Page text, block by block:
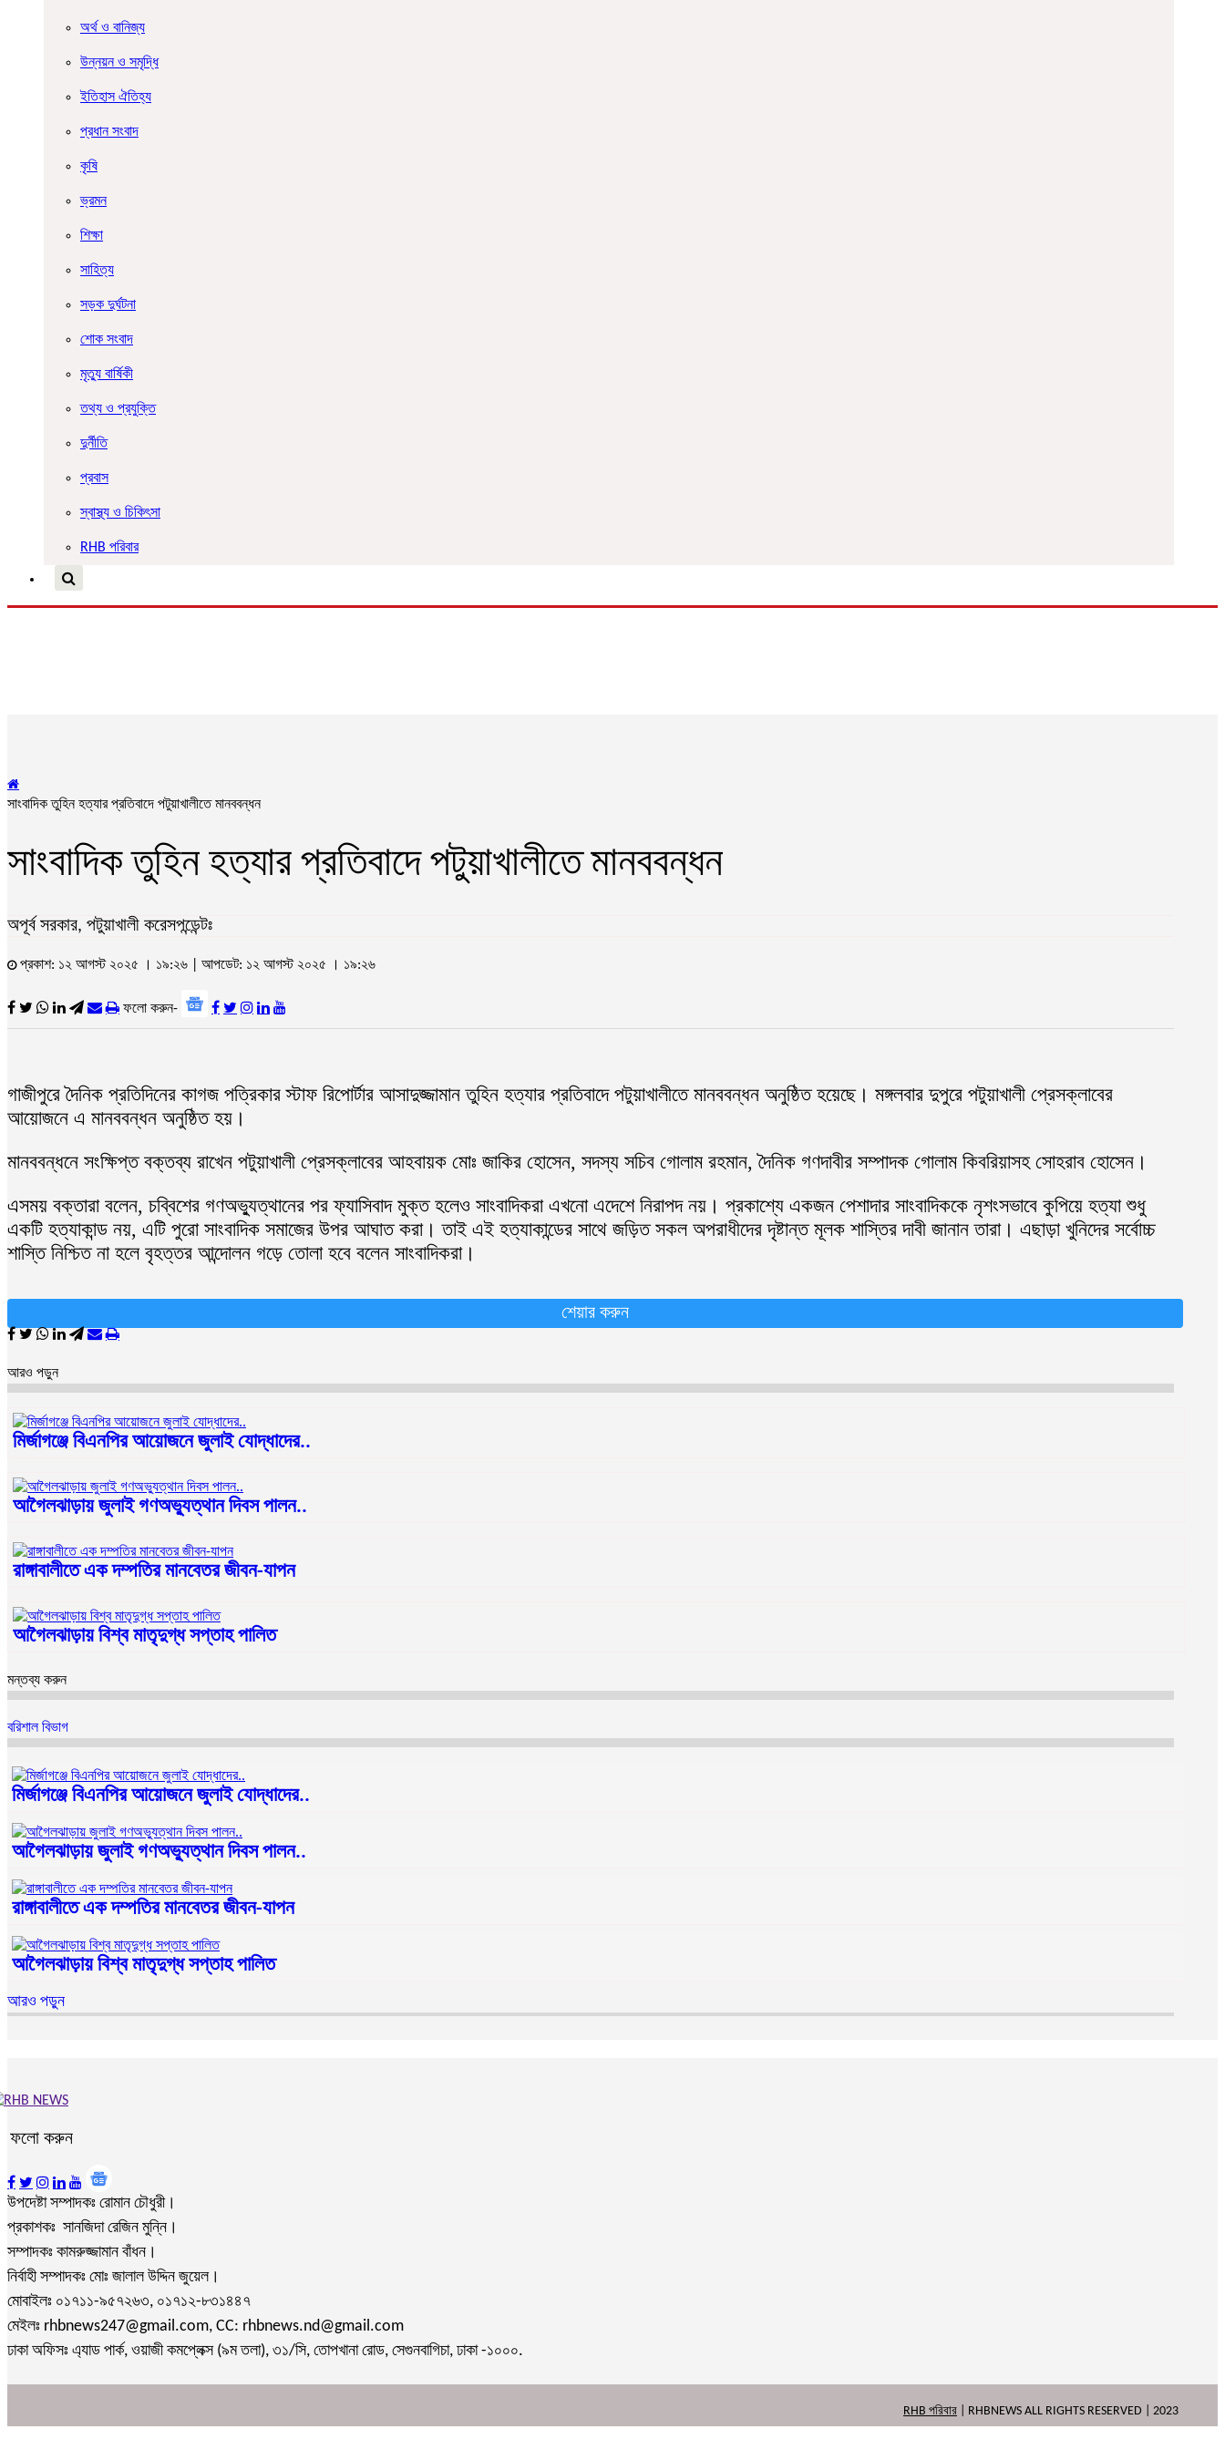
অর্থ ও বানিজ্য
উন্নয়ন ও সমৃদ্ধি
ইতিহাস ঐতিহ্য
প্রধান সংবাদ
কৃষি
ভ্রমন
শিক্ষা
সাহিত্য
সড়ক দুর্ঘটনা
শোক সংবাদ
মৃত্যু বার্ষিকী
তথ্য ও প্রযুক্তি
দুর্নীতি
প্রবাস
স্বাস্থ্য ও চিকিৎসা
RHB পরিবার
সাংবাদিক তুহিন হত্যার প্রতিবাদে পটুয়াখালীতে মানববন্ধন
সাংবাদিক তুহিন হত্যার প্রতিবাদে পটুয়াখালীতে মানববন্ধন
অপূর্ব সরকার, পটুয়াখালী করেসপন্ডেন্টঃ
প্রকাশ: ১২ আগস্ট ২০২৫ । ১৯:২৬ | আপডেট: ১২ আগস্ট ২০২৫ । ১৯:২৬
ফলো করুন-
গাজীপুরে দৈনিক প্রতিদিনের কাগজ পত্রিকার স্টাফ রিপোর্টার আসাদুজ্জামান তুহিন হত্যার প্রতিবাদে পটুয়াখালীতে মানববন্ধন অনুষ্ঠিত হয়েছে। মঙ্গলবার দুপুরে পটুয়াখালী প্রেসক্লাবের
আয়োজনে এ মানববন্ধন অনুষ্ঠিত হয়।
মানববন্ধনে সংক্ষিপ্ত বক্তব্য রাখেন পটুয়াখালী প্রেসক্লাবের আহবায়ক মোঃ জাকির হোসেন, সদস্য সচিব গোলাম রহমান, দৈনিক গণদাবীর সম্পাদক গোলাম কিবরিয়াসহ সোহরাব হোসেন।
এসময় বক্তারা বলেন, চব্বিশের গণঅভ্যুত্থানের পর ফ্যাসিবাদ মুক্ত হলেও সাংবাদিকরা এখনো এদেশে নিরাপদ নয়। প্রকাশ্যে একজন পেশাদার সাংবাদিককে নৃশংসভাবে কুপিয়ে হত্যা শুধু
একটি হত্যাকান্ড নয়, এটি পুরো সাংবাদিক সমাজের উপর আঘাত করা। তাই এই হত্যাকান্ডের সাথে জড়িত সকল অপরাধীদের দৃষ্টান্ত মূলক শাস্তির দাবী জানান তারা। এছাড়া খুনিদের সর্বোচ্চ
শাস্তি নিশ্চিত না হলে বৃহত্তর আন্দোলন গড়ে তোলা হবে বলেন সাংবাদিকরা।
শেয়ার করুন
আরও পড়ুন
মির্জাগঞ্জে বিএনপির আয়োজনে জুলাই যোদ্ধাদের..
আগৈলঝাড়ায় জুলাই গণঅভ্যুত্থান দিবস পালন..
রাঙ্গাবালীতে এক দম্পতির মানবেতর জীবন-যাপন
আগৈলঝাড়ায় বিশ্ব মাতৃদুগ্ধ সপ্তাহ পালিত
মন্তব্য করুন
বরিশাল বিভাগ
মির্জাগঞ্জে বিএনপির আয়োজনে জুলাই যোদ্ধাদের..
আগৈলঝাড়ায় জুলাই গণঅভ্যুত্থান দিবস পালন..
রাঙ্গাবালীতে এক দম্পতির মানবেতর জীবন-যাপন
আগৈলঝাড়ায় বিশ্ব মাতৃদুগ্ধ সপ্তাহ পালিত
আরও পড়ুন
ফলো করুন
উপদেষ্টা সম্পাদকঃ রোমান চৌধুরী।
প্রকাশকঃ সানজিদা রেজিন মুন্নি।
সম্পাদকঃ কামরুজ্জামান বাঁধন।
নির্বাহী সম্পাদকঃ মোঃ জালাল উদ্দিন জুয়েল।
মোবাইলঃ ০১৭১১-৯৫৭২৬৩, ০১৭১২-৮৩১৪৪৭
মেইলঃ rhbnews247@gmail.com, CC: rhbnews.nd@gmail.com
ঢাকা অফিসঃ এ্যাড পার্ক, ওয়াজী কমপ্লেক্স (৯ম তলা), ৩১/সি, তোপখানা রোড, সেগুনবাগিচা, ঢাকা -১০০০.
RHB পরিবার | RHBNEWS ALL RIGHTS RESERVED | 2023